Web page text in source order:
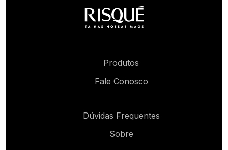
Produtos
Fale Conosco
Dúvidas Frequentes
Sobre